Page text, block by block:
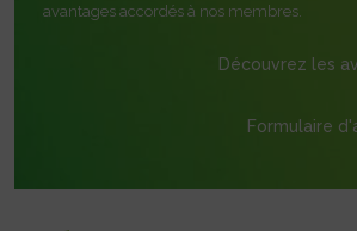
avantages accordés à nos membres.
Découvrez les
Formulaire